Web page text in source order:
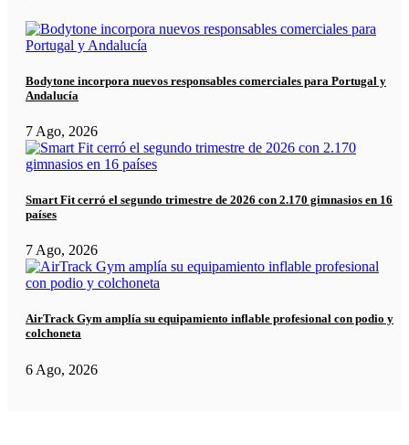
Bodytone incorpora nuevos responsables comerciales para Portugal y
Andalucía
7 Ago, 2026
Smart Fit cerró el segundo trimestre de 2026 con 2.170 gimnasios en 16
países
7 Ago, 2026
AirTrack Gym amplía su equipamiento inflable profesional con podio y
colchoneta
6 Ago, 2026